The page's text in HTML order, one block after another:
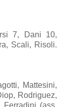
7, Dani 10,
Scali, Risoli.
Mattesini,
Rodriguez,
(ass.